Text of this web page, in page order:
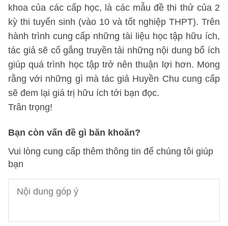
khoa của các cấp học, là các mẫu đề thi thử của 2
kỳ thi tuyển sinh (vào 10 và tốt nghiệp THPT). Trên
hành trình cung cấp những tài liệu học tập hữu ích,
tác giả sẽ cố gắng truyền tải những nội dung bổ ích
giúp quá trình học tập trở nên thuận lợi hơn. Mong
rằng với những gì mà tác giả Huyền Chu cung cấp
sẽ đem lại giá trị hữu ích tới bạn đọc.
Trân trọng!
Bạn còn vấn đề gì băn khoăn?
Vui lòng cung cấp thêm thông tin để chúng tôi giúp
bạn